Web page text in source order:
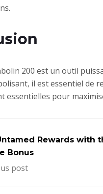
200 est un outil
il est essentiel de
essentielles pour
Rewards with
Bonus
post